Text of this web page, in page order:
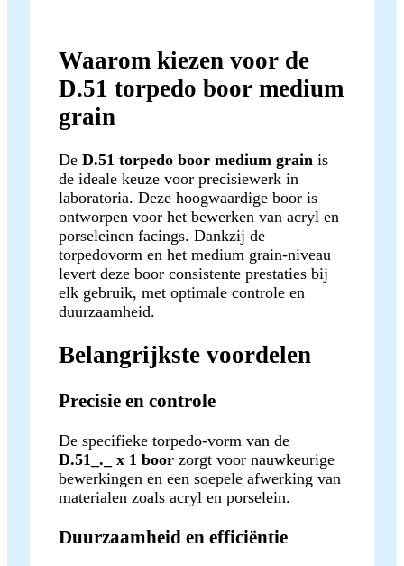
Waarom kiezen voor de
D.51 torpedo boor medium
grain
De D.51 torpedo boor medium grain is
de ideale keuze voor precisiewerk in
laboratoria. Deze hoogwaardige boor is
ontworpen voor het bewerken van acryl en
porseleinen facings. Dankzij de
torpedovorm en het medium grain-niveau
levert deze boor consistente prestaties bij
elk gebruik, met optimale controle en
duurzaamheid.
Belangrijkste voordelen
Precisie en controle
De specifieke torpedo-vorm van de
D.51_._ x 1 boor zorgt voor nauwkeurige
bewerkingen en een soepele afwerking van
materialen zoals acryl en porselein.
Duurzaamheid en efficiëntie